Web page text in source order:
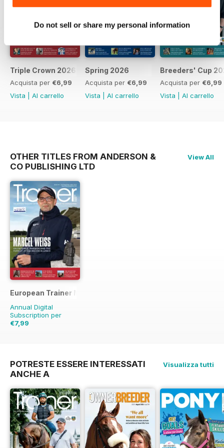
Do not sell or share my personal information
Triple Crown 2026
Acquista per €6,99
Vista
Al carrello
Spring 2026
Acquista per €6,99
Vista
Al carrello
Breeders' Cup
Acquista per €6,99
Vista
Al carrello
OTHER TITLES FROM ANDERSON &
CO PUBLISHING LTD
View All
European Trainer Magazine - horse racing
Annual Digital
Subscription per
€7,99
POTRESTE ESSERE INTERESSATI
ANCHE A
Visualizza tutti